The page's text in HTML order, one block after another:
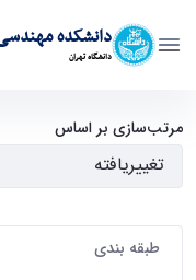
دانشکده
دانشگاه تهران
کامپیوتر
مرتب‌سازی بر اساس
طبقه بندی